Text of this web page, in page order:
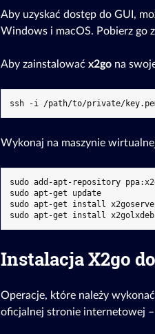
Aby uzyskać dostęp do GUI,
Windows i macOS. Pobierz go
Aby zainstalować x2gona
Wykonaj na maszynie
sudo add-apt-repository
sudo apt-get update
sudo apt-get install
Instalacja X2go
Operacje, które należy
oficjalnej stronie internetowej